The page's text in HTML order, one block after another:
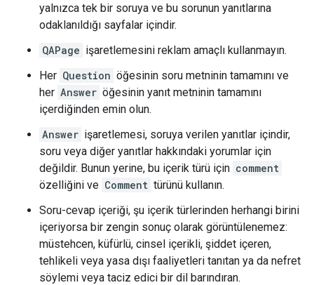
yalnızca tek bir soruya ve bu sorunun yanıtlarına
odaklanıldığı sayfalar içindir.
QAPage işaretlemesini reklam amaçlı kullanmayın.
Her Question öğesinin soru metninin tamamını ve
her Answer öğesinin yanıt metninin tamamını
içerdiğinden emin olun.
Answer işaretlemesi, soruya verilen yanıtlar içindir,
soru veya diğer yanıtlar hakkındaki yorumlar için
değildir. Bunun yerine, bu içerik türü için comment
özelliğini ve Comment türünü kullanın.
Soru-cevap içeriği, şu içerik türlerinden herhangi birini
içeriyorsa bir zengin sonuç olarak görüntülenemez:
müstehcen, küfürlü, cinsel içerikli, şiddet içeren,
tehlikeli veya yasa dışı faaliyetleri tanıtan ya da nefret
söylemi veya taciz edici bir dil barındıran.